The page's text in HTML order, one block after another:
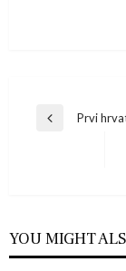
Previous
Prvi
YOU MIGHT